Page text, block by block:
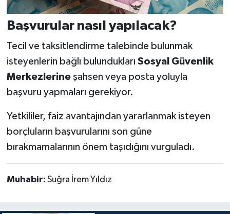
Başvurular nasıl yapılacak?
Tecil ve taksitlendirme talebinde bulunmak
isteyenlerin bağlı bulundukları Sosyal Güvenlik
Merkezlerineşahsen veya posta yoluyla
başvuru yapmaları gerekiyor.
Yetkililer, faiz avantajından yararlanmak isteyen
borçluların başvurularını son güne
bırakmamalarının önem taşıdığını vurguladı.
Muhabir: Suğra İrem Yıldız